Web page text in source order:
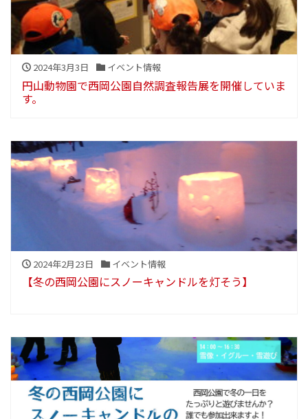
2024年3月3日 イベント情報
円山動物園で西岡公園自然調査報告展を開催していま
す。
2024年2月23日 イベント情報
【冬の西岡公園にスノーキャンドルを灯そう】